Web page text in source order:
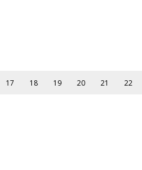
17 18 19 20 21 22